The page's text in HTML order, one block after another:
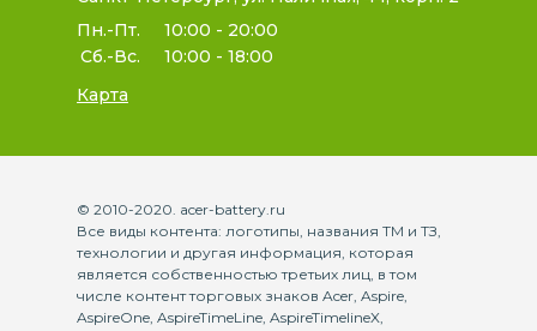
Пн.-Пт.
10:00 - 20:00
Сб.-Вс.
10:00 - 18:00
Карта
© 2010-2020. acer-battery.ru
Все виды контента: логотипы, названия ТМ и ТЗ,
технологии и другая информация, которая
является собственностью третьих лиц, в том
числе контент торговых знаков Acer, Aspire,
AspireOne, AspireTimeLine, AspireTimelineX,